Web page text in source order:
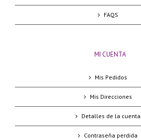
FAQS
MI CUENTA
Mis Pedidos
Mis Direcciones
Detalles de la cuenta
Contraseña perdida